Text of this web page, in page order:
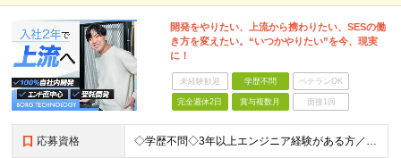
開発をやりたい、上流から携わりたい、SESの働
き方を変えたい。“いつかやりたい”を今、現実
に！
未経験歓迎 学歴不問 ベテランOK
完全週休2日 賞与複数月 面接1回
応募資格 ◇学歴不問◇3年以上エンジニア経験がある方／人柄重視の採用です 必須条件―MUST― ■3年以上エンジニア経験がある方 ■C#、Java、Node.js、VB.NETを使った実務経験がある方 《